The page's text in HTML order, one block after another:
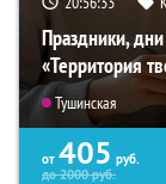
Праздники,
«Территория
Тушинская
от 405 руб.
до2000руб.